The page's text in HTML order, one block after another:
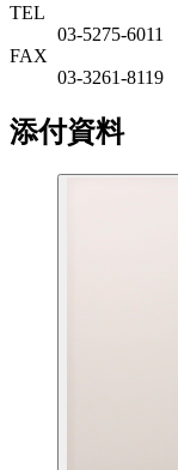
TEL
03-5275-6011
FAX
03-3261-8119
添付資料